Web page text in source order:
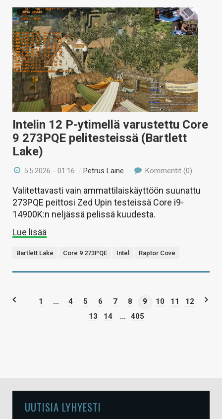
Intelin 12 P-ytimellä varustettu Core
9 273PQE pelitesteissä (Bartlett
Lake)
5.5.2026 - 01:16 / Petrus Laine Kommentit (0)
Valitettavasti vain ammattilaiskäyttöön suunattu
273PQE peittosi Zed Upin testeissä Core i9-
14900K:n neljässä pelissä kuudesta.
Lue lisää
Bartlett Lake Core 9 273PQE Intel Raptor Cove
1 ... 4 5 6 7 8 9 10 11
12
13
14 ... 405
UUTISIA LYHYESTI